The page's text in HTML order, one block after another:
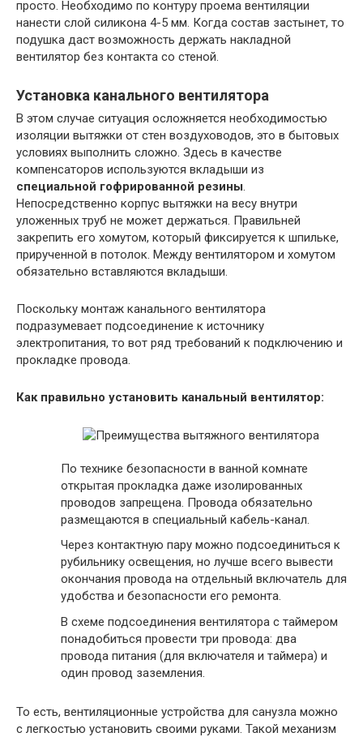
просто. Необходимо по контуру проема вентиляции
нанести слой силикона 4-5 мм. Когда состав застынет, то
подушка даст возможность держать накладной
вентилятор без контакта со стеной.
Установка канального вентилятора
В этом случае ситуация осложняется необходимостью
изоляции вытяжки от стен воздуховодов, это в бытовых
условиях выполнить сложно. Здесь в качестве
компенсаторов используются вкладыши из
специальной гофрированной резины.
Непосредственно корпус вытяжки на весу внутри
уложенных труб не может держаться. Правильней
закрепить его хомутом, который фиксируется к шпильке,
прирученной в потолок. Между вентилятором и хомутом
обязательно вставляются вкладыши.
Поскольку монтаж канального вентилятора
подразумевает подсоединение к источнику
электропитания, то вот ряд требований к подключению и
прокладке провода.
Как правильно установить канальный вентилятор:
По технике безопасности в ванной комнате
открытая прокладка даже изолированных
проводов запрещена. Провода обязательно
размещаются в специальный кабель-канал.
Через контактную пару можно подсоединиться к
рубильнику освещения, но лучше всего вывести
окончания провода на отдельный включатель для
удобства и безопасности его ремонта.
В схеме подсоединения вентилятора с таймером
понадобиться провести три провода: два
провода питания (для включателя и таймера) и
один провод заземления.
То есть, вентиляционные устройства для санузла можно
с легкостью установить своими руками. Такой механизм